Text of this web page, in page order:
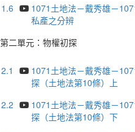
1.6
1071土地法－戴秀雄－
私產之分辨
第二單元：物權初探
2.1
1071土地法－戴秀雄－
探（土地法第10條）上
2.2
1071土地法－戴秀雄－
探（土地法第10條）下